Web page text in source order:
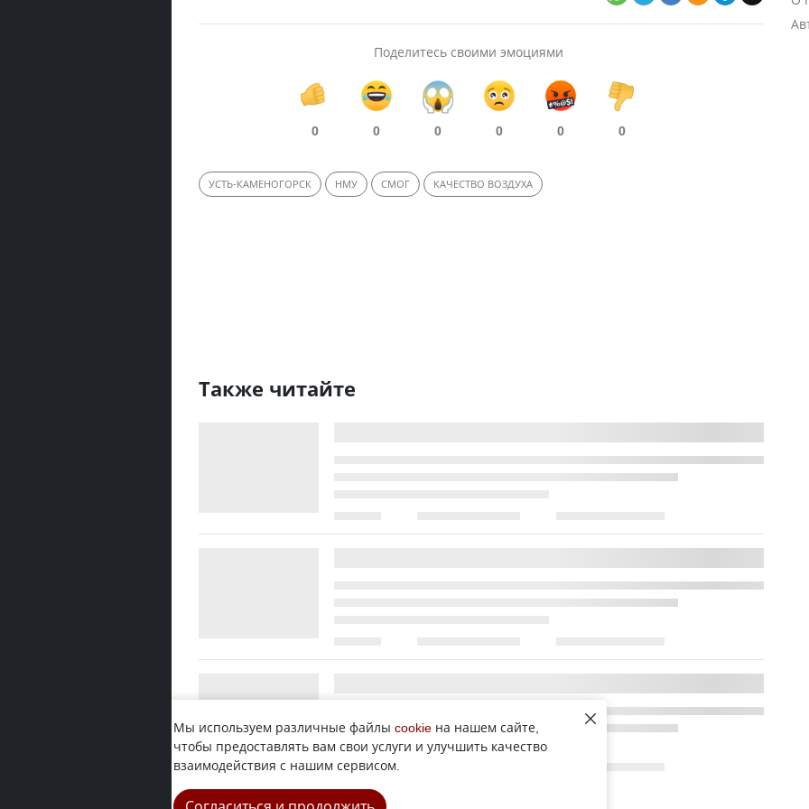
Поделитесь своими эмоциями
0 0 0 0 0 0
УСТЬ-КАМЕНОГОРСК НМУ СМОГ КАЧЕСТВО ВОЗДУХА
Также читайте
Мы используем различные файлы cookie на нашем сайте,
чтобы предоставлять вам свои услуги и улучшить качество
взаимодействия с нашим сервисом.